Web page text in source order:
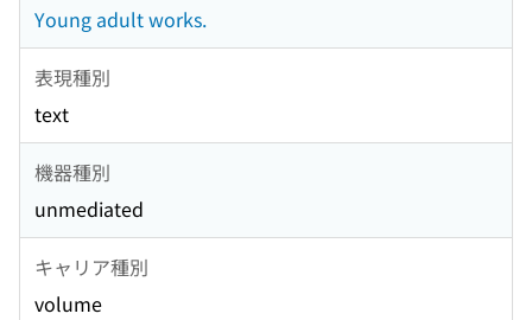
Young adult works.
表現種別
text
機器種別
unmediated
キャリア種別
volume